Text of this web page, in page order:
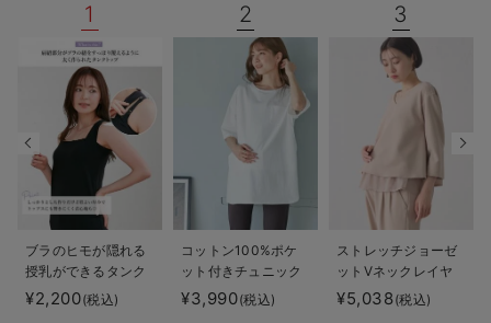
1
ブラのヒモが隠れる
授乳ができるタンク
トップ 抗菌防臭
綿混モダール
¥2,200(税込)
2
コットン100%ポケ
ット付きチュニック
トップス マタニテ
ィ・授乳服【出産後
¥3,990(税込)
3
ストレッチジョーゼ
ットVネックレイヤ
ードトップス マタ
ニティ・授乳服【出
¥5,038(税込)